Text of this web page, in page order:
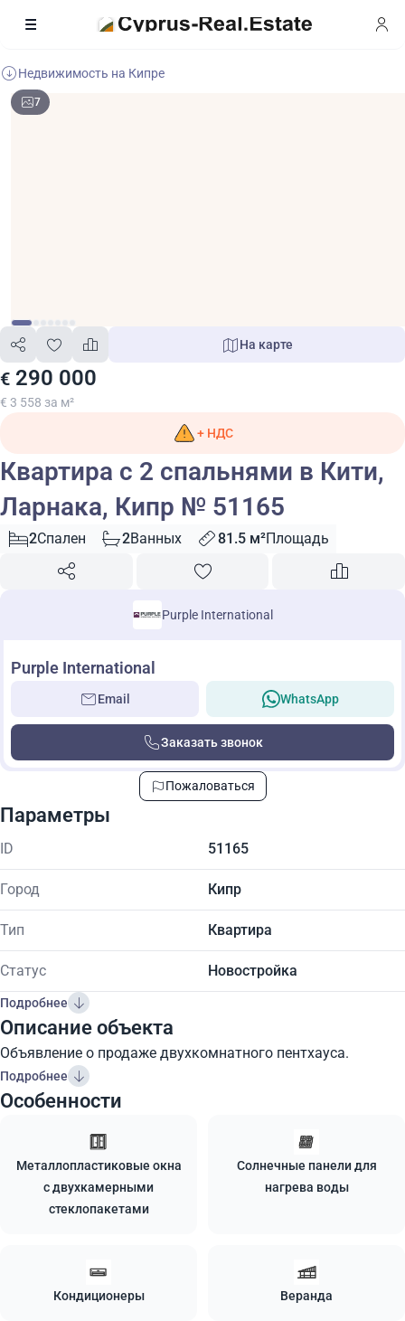
Недвижимость на Кипре
7
€ 290 000
€ 3 558 за м²
На карте
+ НДС
Квартира с 2 спальнями в Кити,
Ларнака, Кипр № 51165
2Спален 2Ванных 81.5 м²Площадь
Purple International
Purple International
Email WhatsApp
Заказать звонок
Пожаловаться
Параметры
ID 51165
Город Кипр
Тип Квартира
Статус Новостройка
Подробнее
Описание объекта
Объявление о продаже двухкомнатного пентхауса.
Подробнее
Особенности
Металлопластиковые окна
с двухкамерными
стеклопакетами
Солнечные панели для
нагрева воды
Кондиционеры Веранда